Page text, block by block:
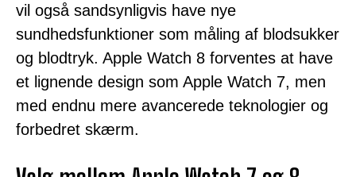
vil også sandsynligvis have nye
sundhedsfunktioner som måling af blodsukker
og blodtryk. Apple Watch 8 forventes at have
et lignende design som Apple Watch 7, men
med endnu mere avancerede teknologier og
forbedret skærm.